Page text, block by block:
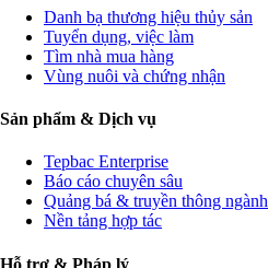
Danh bạ thương hiệu thủy sản
Tuyển dụng, việc làm
Tìm nhà mua hàng
Vùng nuôi và chứng nhận
Sản phẩm & Dịch vụ
Tepbac Enterprise
Báo cáo chuyên sâu
Quảng bá & truyền thông ngành
Nền tảng hợp tác
Hỗ trợ & Pháp lý